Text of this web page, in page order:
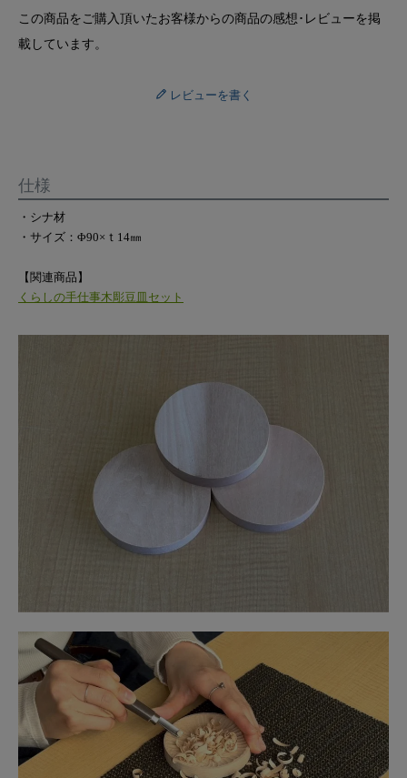
この商品をご購入頂いたお客様からの商品の感想･レビューを掲
載しています。
レビューを書く
仕様
・シナ材
・サイズ：Φ90×ｔ14㎜
【関連商品】
くらしの手仕事木彫豆皿セット